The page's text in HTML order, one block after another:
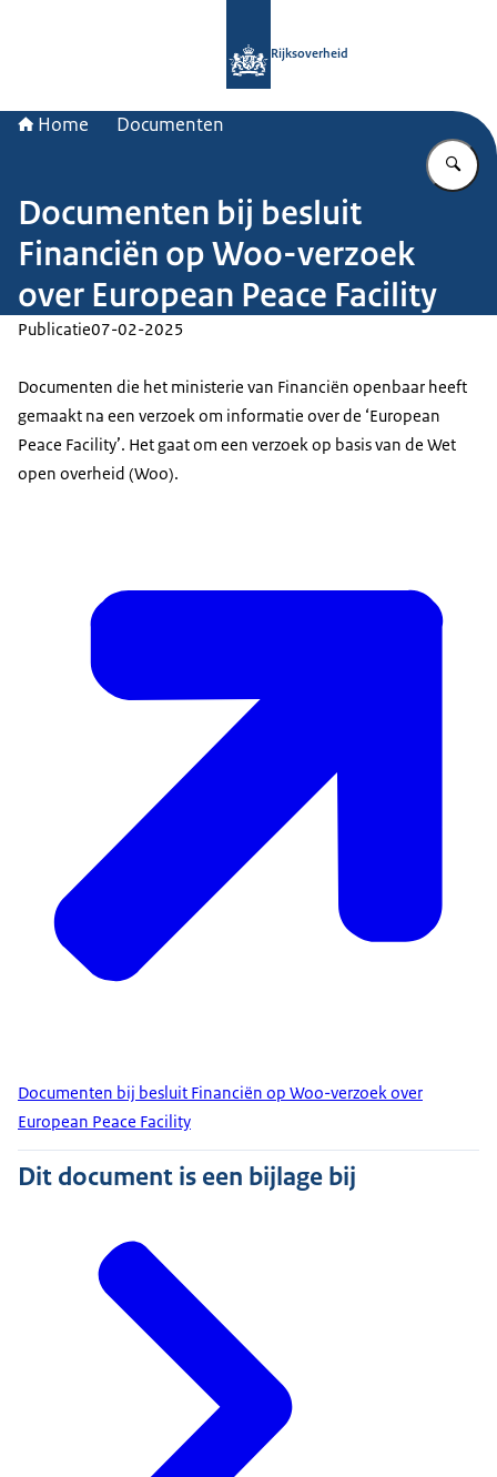
Rijksoverheid
Home Documenten
Documenten bij besluit
Financiën op Woo-verzoek
over European Peace Facility
Publicatie07-02-2025
Documenten die het ministerie van Financiën openbaar heeft
gemaakt na een verzoek om informatie over de ‘European
Peace Facility’. Het gaat om een verzoek op basis van de Wet
open overheid (Woo).
Documenten bij besluit Financiën op Woo-verzoek over
European Peace Facility
Dit document is een bijlage bij